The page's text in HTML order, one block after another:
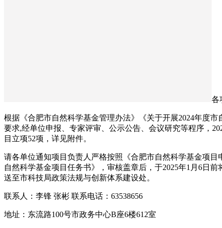
各
根据《合肥市自然科学基金管理办法》《关于开展2024年度
要求,经单位申报、专家评审、公示公告、会议研究等程序，
目立项52项，详见附件。
请各单位通知项目负责人严格按照《合肥市自然科学基金项目
自然科学基金项目任务书》，审核盖章后，于2025年1月6日
送至市科技局政策法规与创新体系建设处。
联系人：李锋 张彬 联系电话：63538656
地址：东流路100号市政务中心B座6楼612室